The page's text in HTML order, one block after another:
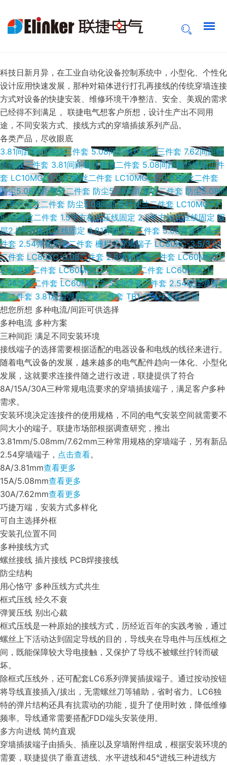
科技日新月异，在工业自动化设备控制系统中，小型化、个性化
设计应用快速发展，那种对箱体进行打孔再接线的传统穿墙连接
方式对设备的快捷安装、维修环境干净整洁、安全、美观的需求
已经得不到满足 。联捷电气想客户所想，设计生产出不同用
途，不同安装方式、接线方式的穿墙插拔系列产品。
各类产品，尽收眼底
3.81间距螺丝接线三件套 5.08间距螺丝接线三件套 7.62间距螺
丝接线三件套 3.81间距螺丝接线二件套 5.08间距螺丝接线二件
套 LC10MGC1-3.81螺丝二件套 LC10MGC2-3.81螺丝二件套
防尘5.08间距弯针二件套 防尘5.08间距直针二件套 防尘5.08间
距弯针法兰二件套 防尘5.08间距直针法兰二件套 LC10MGC1-
5.08螺丝二件套 1.5平方板式压线固定 2.5平方板式压线固定 双
层2.5平方板式压线固定 3.81弹簧穿墙三件套 5.08弹簧穿墙三
件套 2.54弹簧穿墙二件套 栅栏式穿墙端子 LC80XC-3.5/3.81
二件套 LC80XC-5.08二件套 2.5弹簧穿墙三件套 LC60MGC1-
3.81弹簧二件套 LC60MGC2-3.81弹簧二件套 LC60MGC1-
5.08弹簧二件套 LC60MGC2-5.08弹簧二件套 2.54双层弹簧穿
墙二件套 3.81双层弹簧穿墙二件套 TB1-25A-F新款穿墙
想您所想 多种电流/间距可供选择
多种电流 多种方案
三种间距 满足不同安装环境
接线端子的选择需要根据适配的电器设备和电线的线径来进行。
随着电气设备的发展，越来越多的电气配件趋向一体化、小型化
发展，这就要求连接件随之进行改进，联捷提供了符合
8A/15A/30A三种常规电流要求的穿墙插拔端子，满足客户多种
需求。
安装环境决定连接件的使用规格，不同的电气安装空间就需要不
同大小的端子。联捷市场部根据调查研究，推出
3.81mm/5.08mm/7.62mm三种常用规格的穿墙端子，另有新品
2.54穿墙端子， 点击查看。
8A/3.81mm查看更多
15A/5.08mm查看更多
30A/7.62mm查看更多
巧捷万端，安装方式多样化
可自主选择外框
安装孔位置不同
多种接线方式
螺丝接线 插片接线 PCB焊接接线
防尘结构
用心恪守 多种压线方式共生
框式压线 经久不衰
弹簧压线 别出心裁
框式压线是一种原始的接线方式，历经近百年的实践考验，通过
螺丝上下活动达到固定导线的目的，导线夹在导电件与压线框之
间，既能保障较大导电接触，又保护了导线不被螺丝拧转而破
坏。
除框式压线外，还可配套LC6系列弹簧插拔端子。通过按动按钮
将导线直接插入/拔出，无需螺丝刀等辅助，省时省力。LC6独
特的弹片结构还具有抗震动的功能，提升了使用时效，降低维修
频率。导线通常需要搭配FDD端头安装使用。
多方向进线 简约直观
穿墙插拔端子由插头、插座以及穿墙附件组成，根据安装环境的
需要，联捷提供了垂直进线、水平进线和45°进线三种进线方